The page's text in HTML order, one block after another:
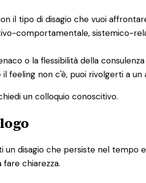
il tipo di disagio che vuoi
comportamentale, sistemico-
o la flessibilità della
feeling non c'è, puoi rivolgerti a
un colloquio conoscitivo.
disagio che persiste nel tempo
chiarezza.